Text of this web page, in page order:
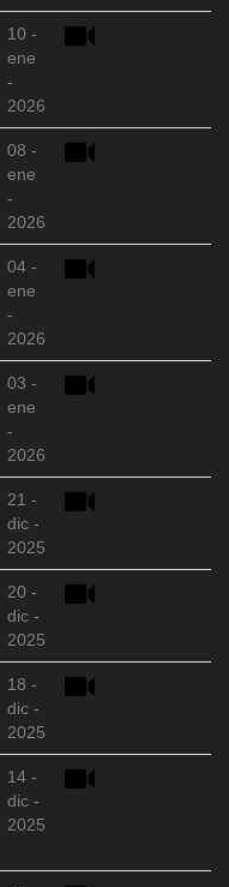
10 -
ene
-
2026
08 -
ene
-
2026
04 -
ene
-
2026
03 -
ene
-
2026
21 -
dic -
2025
20 -
dic -
2025
18 -
dic -
2025
14 -
dic -
2025